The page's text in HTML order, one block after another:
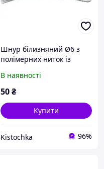
Шнур білизняний Ø6 з
полімерних ниток із
(кольори різні)
В наявності
50₴
Купити
Kistochka 96%